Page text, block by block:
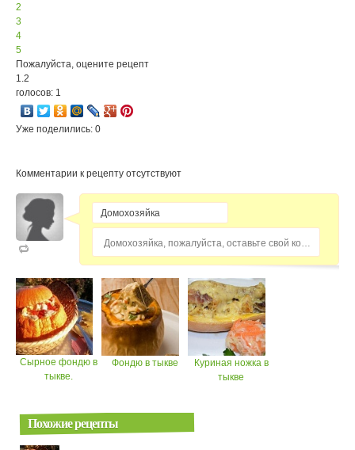
2
3
4
5
Пожалуйста, оцените рецепт
1.2
голосов: 1
Уже поделились: 0
Комментарии к рецепту отсутствуют
Домохозяйка, пожалуйста, оставьте свой комментарий...
Сырное фондю в
тыкве.
Фондю в тыкве
Куриная ножка в
тыкве
Похожие рецепты